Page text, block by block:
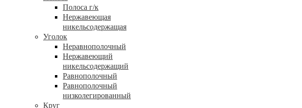
Полоса г/к
Нержавеющая
никельсодержащая
Уголок
Неравнополочный
Нержавеющий
никельсодержащий
Равнополочный
Равнополочный
низколегированный
Круг